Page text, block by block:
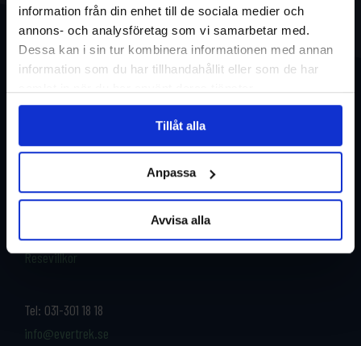
information från din enhet till de sociala medier och
annons- och analysföretag som vi samarbetar med.
Dessa kan i sin tur kombinera informationen med annan
information som du har tillhandahållit eller som de har
Tillåt alla
Anpassa
Avvisa alla
Tel: 031-301 18 18
info@evertrek.se
Restyper
Om oss
Resevillkor
Boka och res tryggt med
EverTrek
Grupp & Konferens
Kontakta oss